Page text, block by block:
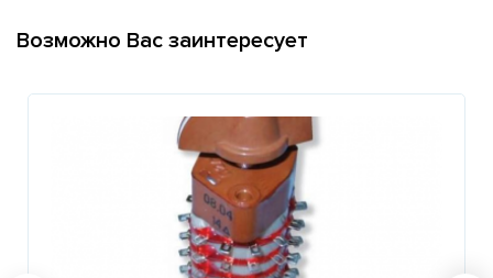
Возможно Вас заинтересует